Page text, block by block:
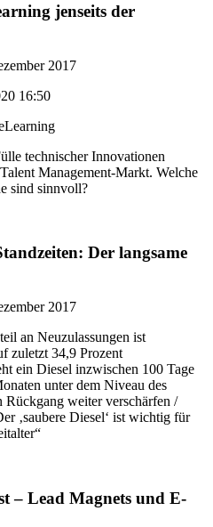
jenseits der
2017
16:50
technischer Innovationen
Management-Markt. Welche
sind sinnvoll?
Der langsame
2017
an Neuzulassungen ist
zuletzt 34,9 Prozent
ein Diesel inzwischen 100 Tage
unter dem Niveau des
Rückgang weiter verschärfen /
‚saubere Diesel‘ ist wichtig für
– Lead Magnets und E-